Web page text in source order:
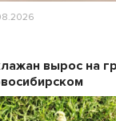
вырос на